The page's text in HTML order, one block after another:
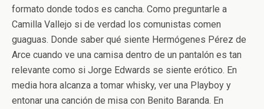
formato donde todos es cancha. Como preguntarle a
Camilla Vallejo si de verdad los comunistas comen
guaguas. Donde saber qué siente Hermógenes Pérez de
Arce cuando ve una camisa dentro de un pantalón es tan
relevante como si Jorge Edwards se siente erótico. En
media hora alcanza a tomar whisky, ver una Playboy y
entonar una canción de misa con Benito Baranda. En